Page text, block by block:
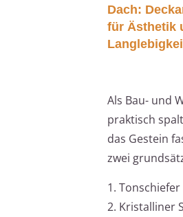
Dach:
für Ästhetik
Als Bau- und
praktisch
das Gestein
zwei
1. Tonschiefer
2. Kristalliner